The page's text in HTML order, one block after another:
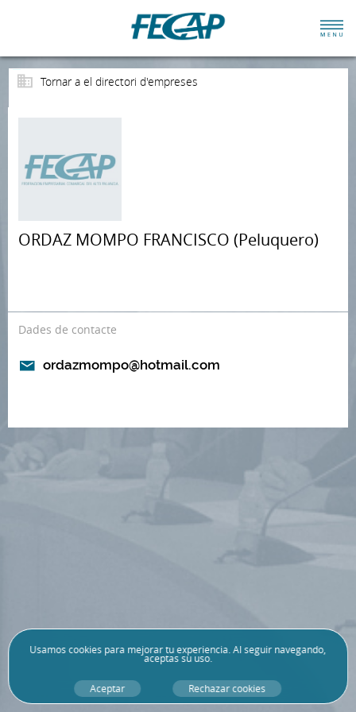
Tornar a el directori d'empreses
ORDAZ MOMPO FRANCISCO (Peluquero)
Dades de contacte
ordazmompo@hotmail.com
Usamoscookies para mejorar tu experiencia. Al seguir navegando,
aceptas su uso.
Aceptar Rechazar cookies